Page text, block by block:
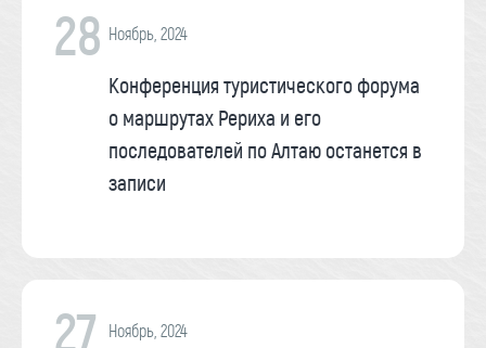
28 Ноябрь, 2024
Конференция туристического форума
о маршрутах Рериха и его
последователей по Алтаю останется в
записи
27 Ноябрь, 2024